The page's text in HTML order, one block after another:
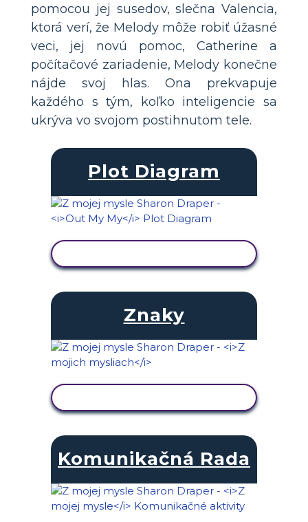
pomocou jej susedov, slečna Valencia,
ktorá verí, že Melody môže robiť úžasné
veci, jej novú pomoc, Catherine a
počítačové zariadenie, Melody konečne
nájde svoj hlas. Ona prekvapuje
každého s tým, koľko inteligencie sa
ukrýva vo svojom postihnutom tele.
Plot Diagram
Znaky
Komunikačná Rada